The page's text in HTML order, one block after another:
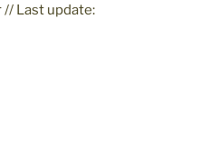
// Last update: